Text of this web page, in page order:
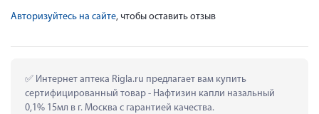
Авторизуйтесь на сайте, чтобы оставить отзыв
Интернет аптека Rigla.ru предлагает вам купить
сертифицированный товар - Нафтизин капли назальный
0,1% 15мл в г. Москва с гарантией качества.